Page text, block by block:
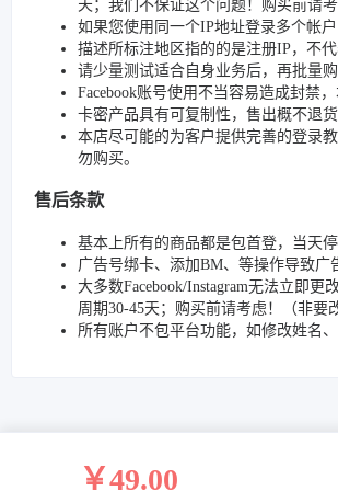
天；我们不保证这个问题！购买前请考
如果您使用同一个IP地址登录多个帐
描述所标注地区指的的是注册IP，不
请少量测试适合自身业务后，再批量购
Facebook账号使用不当容易造成封禁
卡密产品具有可复制性，售出概不退
本店尽可能的为客户提供完善的登录
勿购买。
售后条款
基本上所有的商品都是包首登，当天
广告号绑卡、添加BM、等操作导致广
大多数Facebook/Instagram无法立即
周期30-45天；购买前请考虑！（非要
所有账户不包平台功能，如修改姓名
￥49.00